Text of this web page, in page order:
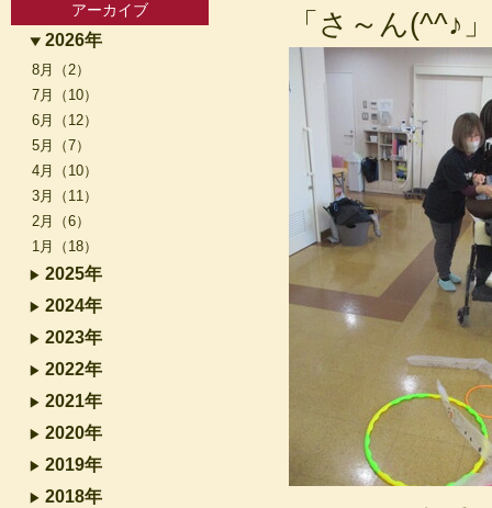
「さ～ん(^^♪」
アーカイブ
2026年
8月（2）
7月（10）
6月（12）
5月（7）
4月（10）
3月（11）
2月（6）
1月（18）
2025年
2024年
2023年
2022年
2021年
2020年
2019年
2018年